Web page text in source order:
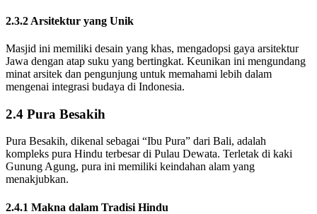
2.3.2 Arsitektur yang Unik
Masjid ini memiliki desain yang khas, mengadopsi gaya arsitektur
Jawa dengan atap suku yang bertingkat. Keunikan ini mengundang
minat arsitek dan pengunjung untuk memahami lebih dalam
mengenai integrasi budaya di Indonesia.
2.4 Pura Besakih
Pura Besakih, dikenal sebagai “Ibu Pura” dari Bali, adalah
kompleks pura Hindu terbesar di Pulau Dewata. Terletak di kaki
Gunung Agung, pura ini memiliki keindahan alam yang
menakjubkan.
2.4.1 Makna dalam Tradisi Hindu